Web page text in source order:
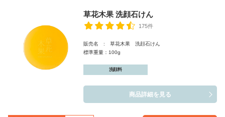
草花木果 洗顔石けん
175件
販売名 : 草花木果 洗顔石けん
標準重量：100g
洗顔料
商品詳細を見る